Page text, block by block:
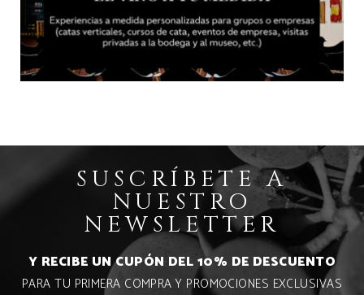
SUSCRÍBETE A
NUESTRO
NEWSLETTER
Y RECIBE UN CUPÓN DEL 10% DE DESCUENTO
PARA TU PRIMERA COMPRA Y PROMOCIONES EXCLUSIVAS